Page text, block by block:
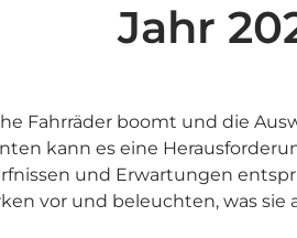
Jahr
Fahrräder boomt und die
kann es eine
und Erwartungen
vor und beleuchten, was sie